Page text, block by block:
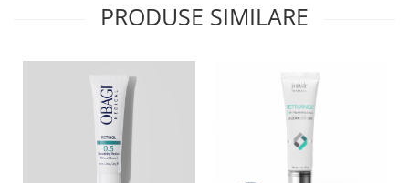
PRODUSE SIMILARE